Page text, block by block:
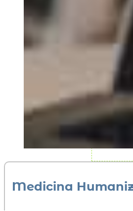
Medicina